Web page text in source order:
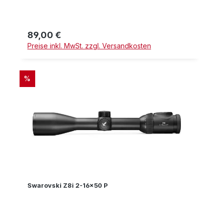
Regulärer Preis:
89,00 €
Preise inkl. MwSt. zzgl. Versandkosten
RABATT
%
Swarovski Z8i 2-16x50 P